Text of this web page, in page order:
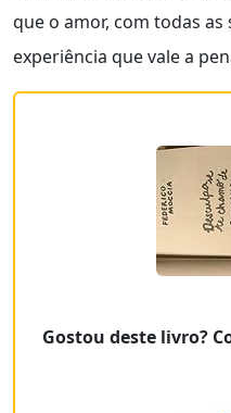
que o amor, com todas as
experiência que vale a
Gostou deste livro?